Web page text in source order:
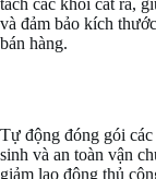
và đảm bảo kích
bán hàng.
Tự động đóng gói
sinh và an toàn vận
giảm lao động thủ